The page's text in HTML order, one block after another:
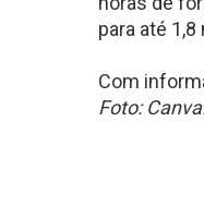
para até 1,8
Com
Foto: